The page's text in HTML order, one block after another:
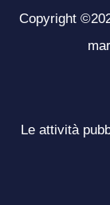
Copyright
Le attività